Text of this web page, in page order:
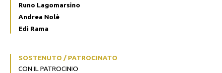
Runo Lagomarsino
Andrea Nolè
Edi Rama
SOSTENUTO / PATROCINATO
CON IL PATROCINIO